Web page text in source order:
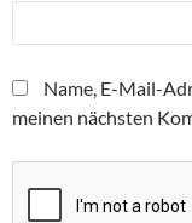
Name, E-Mail-
meinen nächsten